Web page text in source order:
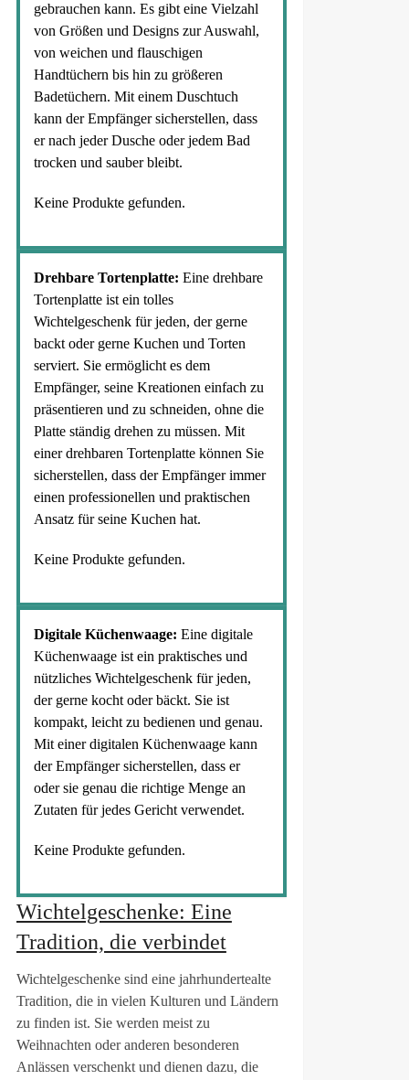
gebrauchen kann. Es gibt eine Vielzahl
von Größen und Designs zur Auswahl,
von weichen und flauschigen
Handtüchern bis hin zu größeren
Badetüchern. Mit einem Duschtuch
kann der Empfänger sicherstellen, dass
er nach jeder Dusche oder jedem Bad
trocken und sauber bleibt.
Keine Produkte gefunden.
Drehbare Tortenplatte: Eine drehbare
Tortenplatte ist ein tolles
Wichtelgeschenk für jeden, der gerne
backt oder gerne Kuchen und Torten
serviert. Sie ermöglicht es dem
Empfänger, seine Kreationen einfach zu
präsentieren und zu schneiden, ohne die
Platte ständig drehen zu müssen. Mit
einer drehbaren Tortenplatte können Sie
sicherstellen, dass der Empfänger immer
einen professionellen und praktischen
Ansatz für seine Kuchen hat.
Keine Produkte gefunden.
Digitale Küchenwaage: Eine digitale
Küchenwaage ist ein praktisches und
nützliches Wichtelgeschenk für jeden,
der gerne kocht oder bäckt. Sie ist
kompakt, leicht zu bedienen und genau.
Mit einer digitalen Küchenwaage kann
der Empfänger sicherstellen, dass er
oder sie genau die richtige Menge an
Zutaten für jedes Gericht verwendet.
Keine Produkte gefunden.
Wichtelgeschenke: Eine
Tradition, die verbindet
Wichtelgeschenke sind eine jahrhundertealte
Tradition, die in vielen Kulturen und Ländern
zu finden ist. Sie werden meist zu
Weihnachten oder anderen besonderen
Anlässen verschenkt und dienen dazu, die